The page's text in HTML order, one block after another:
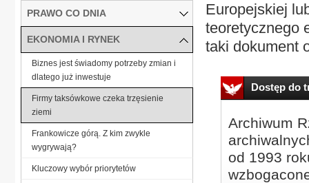
Europejskiej
teoretycznego
taki dokument
Dostęp do
Archiwum
od 1993
PRAWO CO DNIA
EKONOMIA I RYNEK
Biznes jest świadomy potrzeby zmian i
dlatego już inwestuje
Firmy taksówkowe czeka trzęsienie
ziemi
Frankowicze górą. Z kim zwykle
wygrywają?
Kluczowy wybór priorytetów